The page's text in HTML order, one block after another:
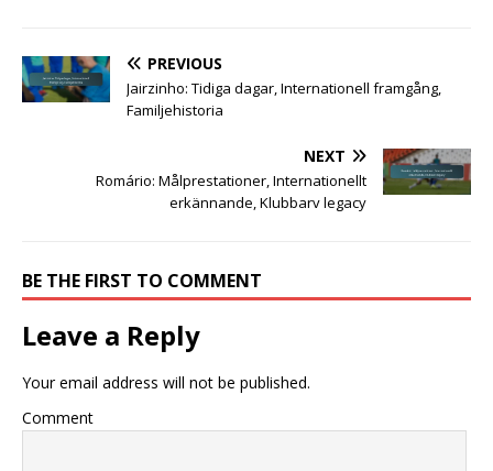
PREVIOUS
Jairzinho: Tidiga dagar, Internationell framgång,
Familjehistoria
NEXT
Romário: Målprestationer, Internationellt
erkännande, Klubbarv legacy
BE THE FIRST TO COMMENT
Leave a Reply
Your email address will not be published.
Comment